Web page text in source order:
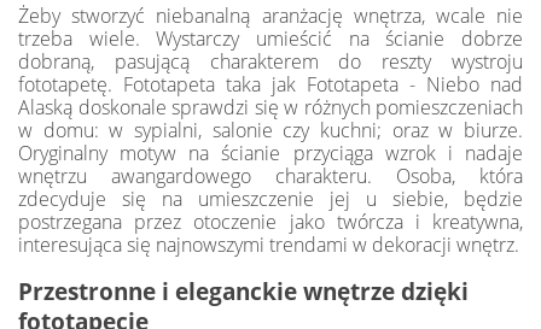
Żeby stworzyć niebanalną aranżację wnętrza, wcale nie
trzeba wiele. Wystarczy umieścić na ścianie dobrze
dobraną, pasującą charakterem do reszty wystroju
fototapetę. Fototapeta taka jak Fototapeta - Niebo nad
Alaską doskonale sprawdzi się w różnych pomieszczeniach
w domu: w sypialni, salonie czy kuchni; oraz w biurze.
Oryginalny motyw na ścianie przyciąga wzrok i nadaje
wnętrzu awangardowego charakteru. Osoba, która
zdecyduje się na umieszczenie jej u siebie, będzie
postrzegana przez otoczenie jako twórcza i kreatywna,
interesująca się najnowszymi trendami w dekoracji wnętrz.
Przestronne i eleganckie wnętrze dzięki
fototapecie